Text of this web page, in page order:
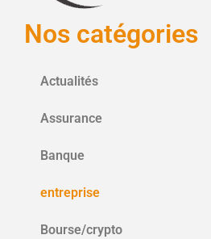
Nos catégories
Actualités
Assurance
Banque
entreprise
Bourse/crypto